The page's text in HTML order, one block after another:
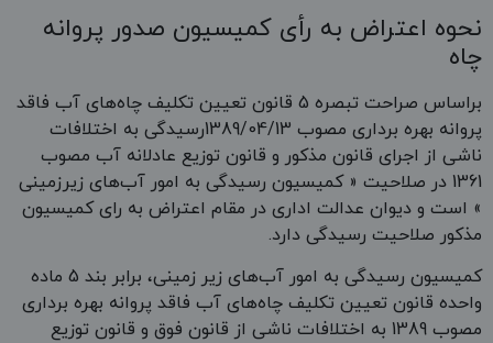
نحوه اعتراض به رأی کمیسیون صدور پروانه
چاه
براساس صراحت تبصره 5 قانون تعیین تکلیف چاه‌های آب فاقد
پروانه بهره برداری مصوب 1389/04/13رسیدگی به اختلافات
ناشی از اجرای قانون مذکور و قانون توزیع عادلانه آب مصوب
1361 در صلاحیت « کمیسیون رسیدگی به امور آب‌های زیرزمینی
» است و دیوان عدالت اداری در مقام اعتراض به رای کمیسیون
مذکور صلاحیت رسیدگی دارد.
کمیسیون رسیدگی به امور آب‌های زیر زمینی، برابر بند 5 ماده
واحده قانون تعیین تکلیف چاه‌های آب فاقد پروانه بهره برداری
مصوب 1389 به اختلافات ناشی از قانون فوق و قانون توزیع